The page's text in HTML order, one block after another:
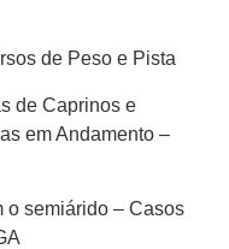
de Peso e Pista
de Caprinos e
em Andamento –
o semiárido – Casos